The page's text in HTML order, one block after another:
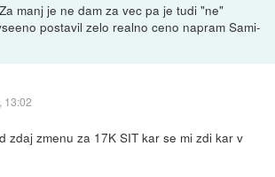
manj je ne dam za vec pa je tudi "ne"
postavil zelo realno ceno napram Sami-
13:02
zdaj zmenu za 17K SIT kar se mi zdi kar v